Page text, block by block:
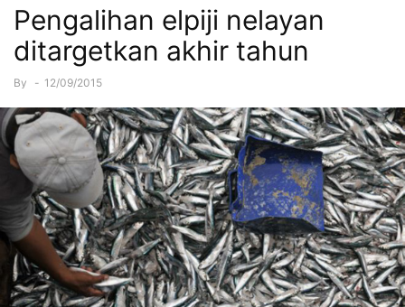
Pengalihan elpiji nelayan
ditargetkan akhir tahun
By - 12/09/2015